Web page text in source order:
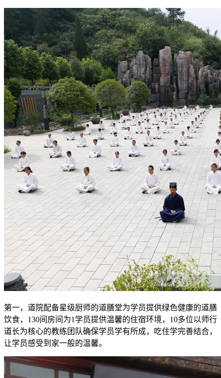
第一，道院配备星级厨师的道膳堂为学员提供绿色健康的道膳
饮食，130间房间为1学员提供温馨的住宿环境，10多位以师行
道长为核心的教练团队确保学员学有所成，吃住学完善结合，
让学员感受到家一般的温馨。